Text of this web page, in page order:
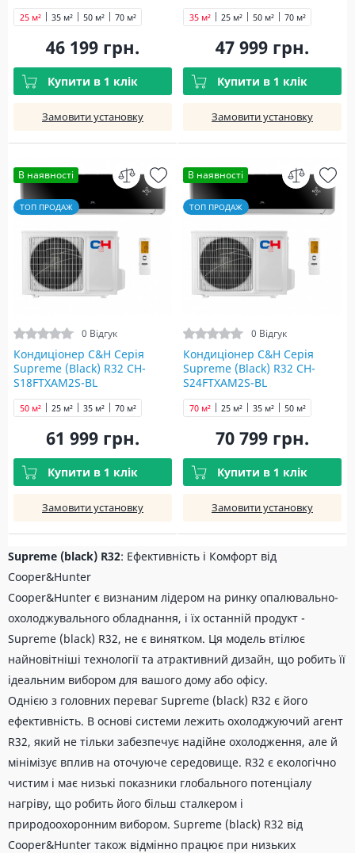
25 м² 35 м² 50 м² 70 м²
46 199 грн.
Купити в 1 клік
Замовити установку
25 м²
35 м² 50 м² 70 м²
47 999 грн.
Купити в 1 клік
Замовити установку
В наявності
ТОП ПРОДАЖ
0 Відгук
Кондиціонер C&H Серія
Supreme (Black) R32 CH-
S18FTXAM2S-BL
25 м² 35 м²
50 м² 70 м²
61 999 грн.
Купити в 1 клік
Замовити установку
В наявності
ТОП ПРОДАЖ
0 Відгук
Кондиціонер C&H Серія
Supreme (Black) R32 CH-
S24FTXAM2S-BL
25 м² 35 м² 50 м²
70 м²
70 799 грн.
Купити в 1 клік
Замовити установку
Supreme (black) R32: Ефективність і Комфорт від
Cooper&Hunter
Cooper&Hunter є визнаним лідером на ринку опалювально-
охолоджувального обладнання, і їх останній продукт -
Supreme (black) R32, не є винятком. Ця модель втілює
найновітніші технології та атрактивний дизайн, що робить її
ідеальним вибором для вашого дому або офісу.
Однією з головних переваг Supreme (black) R32 є його
ефективність. В основі системи лежить охолоджуючий агент
R32, який не тільки забезпечує надійне охолодження, але й
мінімізує вплив на оточуюче середовище. R32 є екологічно
чистим і має низькі показники глобального потенціалу
нагріву, що робить його більш сталкером і
природоохоронним вибором. Supreme (black) R32 від
Cooper&Hunter також відмінно працює при низьких